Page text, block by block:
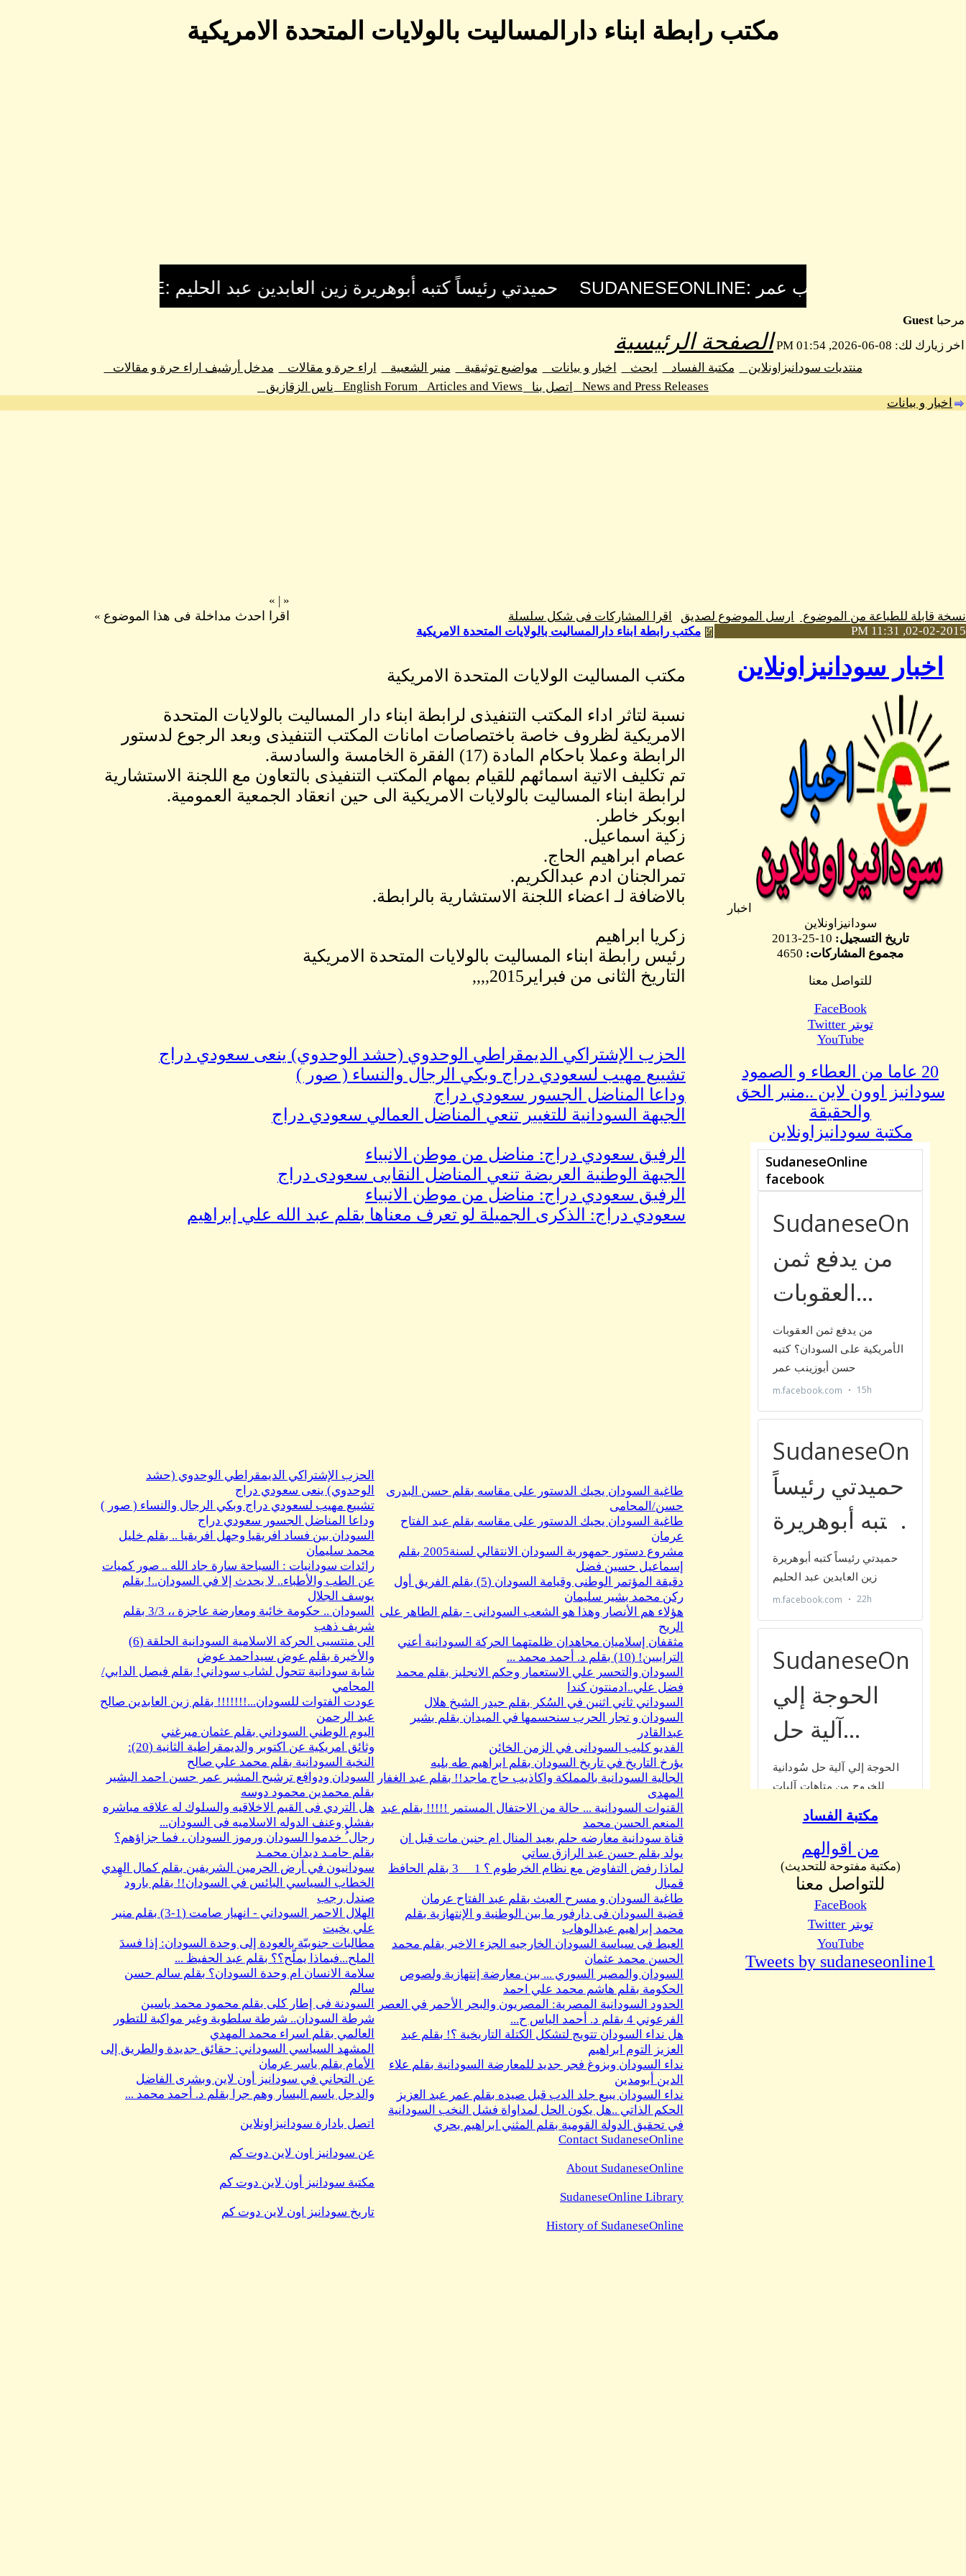
مكتب رابطة ابناء دارالمساليت بالولايات المتحدة الامريكية
مرحبا Guest
اخر زيارك لك: 08-06-2026, 01:54 PM
الصفحة الرئيسية
منتديات سودانيزاونلاين مكتبة الفساد ابحث اخبار و بيانات مواضيع توثيقية منبر الشعبية اراء حرة و مقالات
مدخل أرشيف اراء حرة و مقالات
News and Press Releases
اتصل بنا Articles and Views
English Forum
ناس الزقازيق
اخبار و بيانات
نسخة قابلة للطباعة من الموضوع ارسل الموضوع لصديق اقرا المشاركات فى شكل سلسلة
«
|
»
اقرا احدث مداخلة فى هذا الموضوع »
02-02-2015, 11:31 PM
اخبار سودانيزاونلاين
اخبار
سودانيزاونلاين
تاريخ التسجيل:
مجموع المشاركات:
للتواصل معنا
FaceBook
تويتر Twitter
YouTube
20 عاما من العطاء و الصمود
سودانيز اوون لاين ..منبر الحق
والحقيقة
مكتبة سودانيزاونلاين
مكتبة الفساد
من اقوالهم
(مكتبة مفتوحة للتحديث)
للتواصل معنا
FaceBook
تويتر Twitter
YouTube
Tweets by sudaneseonline1
مكتب رابطة ابناء دارالمساليت بالولايات المتحدة الامريكية
مكتب المساليت الولايات المتحدة الامريكية
نسبة لتاثر اداء المكتب التنفيذى لرابطة ابناء دار المساليت بالولايات المتحدة
الامريكية لظروف خاصة باختصاصات امانات المكتب التنفيذى وبعد الرجوع لدستور
الرابطة وعملا باحكام المادة (17) الفقرة الخامسة والسادسة.
تم تكليف الاتية اسمائهم للقيام بمهام المكتب التنفيذى بالتعاون مع اللجنة الاستشارية
لرابطة ابناء المساليت بالولايات الامريكية الى حين انعقاد الجمعية العمومية.
ابوبكر خاطر.
زكية اسماعيل.
عصام ابراهيم الحاج.
تمرالجنان ادم عبدالكريم.
بالاضافة لـ اعضاء اللجنة الاستشارية بالرابطة.
زكريا ابراهيم
رئيس رابطة ابناء المساليت بالولايات المتحدة الامريكية
التاريخ الثانى من فبراير2015,,,,
الحزب الإشتراكي الديمقراطي الوحدوي (حشد الوحدوي) ينعى سعودي دراج
تشييع مهيب لسعودي دراج وبكي الرجال والنساء ( صور )
وداعا المناضل الجسور سعودي دراج
الجبهة السودانية للتغيير تنعي المناضل العمالي سعودي دراج
الرفيق سعودي دراج: مناضل من موطن الانبياء
الجبهة الوطنية العريضة تنعي المناضل النقابى سعودى دراج
الرفيق سعودي دراج: مناضل من موطن الانبياء
سعودي دراج: الذكرى الجميلة لو تعرف معناها بقلم عبد الله علي إبراهيم
طاغية السودان يحيك الدستور على مقاسه بقلم حسن البدرى
حسن/المحامى
طاغية السودان يحيك الدستور على مقاسه بقلم عبد الفتاح
عرمان
مشروع دستور جمهورية السودان الانتقالي لسنة2005 بقلم
إسماعيل حسين فضل
دقيقة المؤتمر الوطنى وقيامة السودان (5) بقلم الفريق أول
ركن محمد بشير سليمان
هؤلاء هم الأنصار وهذا هو الشعب السودانى - بقلم الطاهر على
الريح
مثقفان إسلاميان مجاهدان ظلمتهما الحركة السودانية أعني
الترابيين! (10) بقلم د. أحمد محمد ...
السودان والتحسر علي الاستعمار وحكم الانجليز بقلم محمد
فضل علي..ادمنتون كندا
السوداني ثاني اثنين في السُكر بقلم حيدر الشيخ هلال
السودان و تجار الحرب سنحسمها في الميدان بقلم بشير
عبدالقادر
الفديو كليب السودانى في الزمن الخائن
يؤرخ التاريخ في تاريخ السودان بقلم ابراهيم طه بليه
الجالية السودانية بالمملكة واكاذيب حاج ماجد!! بقلم عبد الغفار
المهدى
القنوات السودانية ... حالة من الاحتفال المستمر !!!!! بقلم عبد
المنعم الحسن محمد
قناة سودانية معارضه حلم بعيد المنال ام جنين مات قبل ان
يولد بقلم حسن عبد الرازق ساتي
لماذا رفض التفاوض مع نظام الخرطوم ؟ 1__ 3 بقلم الحافظ
قمبال
طاغية السودان و مسرح العبث بقلم عبد الفتاح عرمان
قضية السودان فى دارفور ما بين الوطنية و الإنتهازية بقلم
محمد إبراهيم عبدالوهاب
العبط فى سياسة السودان الخارجيه الجزء الاخير بقلم محمد
الحسن محمد عثمان
السودان والمصير السوري ... بين معارضة إنتهازية ولصوص
الحكومة بقلم هاشم محمد علي احمد
الحدود السودانية المصرية: المصريون والبحر الأحمر في العصر
الفرعوني 4 بقلم د. أحمد الياس ح...
هل نداء السودان تتويج لتشكل الكتلة التاريخية ؟! بقلم عبد
العزيز التوم ابراهيم
نداء السودان وبزوغ فجر جديد للمعارضة السودانية بقلم علاء
الدين أبومدين
نداء السودان يبيع جلد الدب قبل صيده بقلم عمر عبد العزيز
الحكم الذاتي ..هل يكون الحل لمداواة فشل النخب السودانية
في تحقيق الدولة القومية بقلم المثني ابراهيم بحري
Contact SudaneseOnline
About SudaneseOnline
SudaneseOnline Library
History of SudaneseOnline
الحزب الإشتراكي الديمقراطي الوحدوي (حشد
الوحدوي) ينعى سعودي دراج
تشييع مهيب لسعودي دراج وبكي الرجال والنساء ( صور )
وداعا المناضل الجسور سعودي دراج
السودان بين فساد افريقيا وجهل افريقيا .. بقلم خليل
محمد سليمان
رائدات سودانيات : السباحة سارة جاد الله .. صور كميات
عن الطب والأطباء.. لا يحدث إلا في السودان..! بقلم
يوسف الجلال
السودان .. حكومة خائبة ومعارضة عاجزة ،، 3/3 بقلم
شريف ذهب
الى منتسبى الحركة الاسلامية السودانية الحلقة (6)
والأخيرة بقلم عوض سيداحمد عوض
شابة سودانية تتحول لشاب سوداني! بقلم فيصل الدابي/
المحامي
عودت الفتوات للسودان...!!!!!!! بقلم زين العابدين صالح
عبد الرحمن
اليوم الوطني السوداني بقلم عثمان ميرغني
وثائق امريكية عن اكتوبر والديمقراطية الثانية (20):
النخبة السودانية بقلم محمد علي صالح
السودان ودوافع ترشيح المشير عمر حسن احمد البشير
بقلم محمدين محمود دوسه
هل التردي فى القيم الاخلاقيه والسلوك له علاقه مباشره
بفشل وعنف الدوله الاسلاميه فى السودان...
رجال ُُ خدموا السودان ورموز السودان ، فما جزاؤهم؟
بقلم حامـد ديدان محمـد
سودانيون في أرض الحرمين الشريفين بقلم كمال الهِدي
الخطاب السياسي البائس في السودان!! بقلم بارود
صندل رجب
الهلال الاحمر السوداني - انهيار صامت (1-3) بقلم منير
علي يخيت
مطالبات جنوبيّة بالعودة إلى وحدة السودان: إذا فسدَ
الملح...فبماذا يملّح؟؟ بقلم عبد الحفيظ ...
سلامة الانسان ام وحدة السودان؟ بقلم سالم حسن
سالم
السودنة فى إطار كلى بقلم محمود محمد ياسين
شرطة السودان.. شرطة سلطوية وغير مواكبة للتطور
العالمي بقلم اسراء محمد المهدي
المشهد السياسي السوداني: حقائق جديدة والطريق إلى
الأمام بقلم ياسر عرمان
عن التجاني في سودانيز أون لاين وبشرى الفاضل
والدجل ياسم اليسار وهم جرا بقلم د. أحمد محمد ...
اتصل بادارة سودانيزاونلاين
عن سودانيز اون لاين دوت كم
مكتبة سودانيز أون لاين دوت كم
تاريخ سودانيز اون لاين دوت كم